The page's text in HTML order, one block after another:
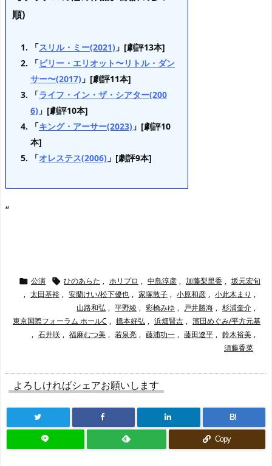
順)
「スリル・ミー(2021) 」[劇評13本]
「ビリー・エリオット〜リトル・ダン
サー〜(2017) 」[劇評11本]
「ライフ・イン・ザ・シアター(200
6) 」[劇評10本]
「キング・アーサー(2023) 」[劇評10
本]
「オレステス(2006) 」[劇評9本]
“
 公演  ひのあらた , ホリプロ , 中島淳彦 , 加藤梨里香 , 坂元宏旬
, 太田基裕 , 安蘭けい/松下優也 , 家塚敦子 , 小原和彦 , 小此木まり ,
山路和弘 , 平野綾 , 彩橋みゆ , 戸井勝海 , 杉浦奎介 ,
東京国際フォーラム ホールC , 橋本好弘 , 浜畑賢吉 , 濱田めぐみ/平方元基
, 石井咲 , 福麻むつ美 , 若泉亮 , 藤浦功一 , 藤田遼平 , 鈴木裕美 ,
須藤香菜
よろしければシェアお願いします
B!
Copy